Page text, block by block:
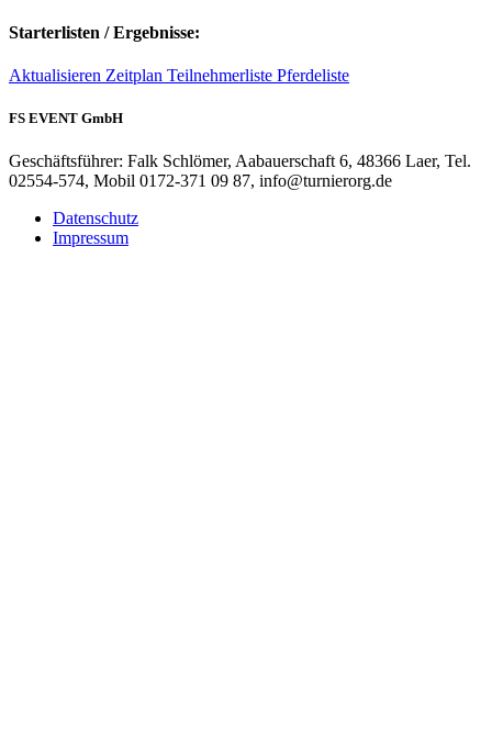
Starterlisten / Ergebnisse:
Aktualisieren Zeitplan Teilnehmerliste Pferdeliste
FS EVENT GmbH
Geschäftsführer: Falk Schlömer, Aabauerschaft 6, 48366 Laer, Tel.
02554-574, Mobil 0172-371 09 87, info@turnierorg.de
Datenschutz
Impressum